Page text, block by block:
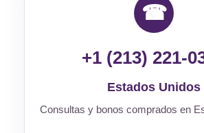
☎
+1 (213) 221-
Estados Unidos
Consultas y bonos comprados en